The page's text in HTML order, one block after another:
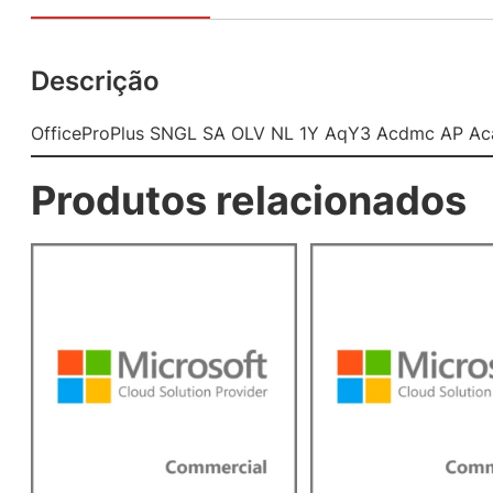
Descrição
OfficeProPlus SNGL SA OLV NL 1Y AqY3 Acdmc AP
Produtos relacionados